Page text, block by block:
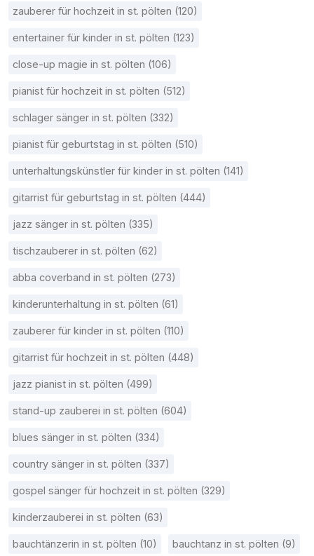
zauberer für hochzeit in st. pölten (120)
entertainer für kinder in st. pölten (123)
close-up magie in st. pölten (106)
pianist für hochzeit in st. pölten (512)
schlager sänger in st. pölten (332)
pianist für geburtstag in st. pölten (510)
unterhaltungskünstler für kinder in st. pölten (141)
gitarrist für geburtstag in st. pölten (444)
jazz sänger in st. pölten (335)
tischzauberer in st. pölten (62)
abba coverband in st. pölten (273)
kinderunterhaltung in st. pölten (61)
zauberer für kinder in st. pölten (110)
gitarrist für hochzeit in st. pölten (448)
jazz pianist in st. pölten (499)
stand-up zauberei in st. pölten (604)
blues sänger in st. pölten (334)
country sänger in st. pölten (337)
gospel sänger für hochzeit in st. pölten (329)
kinderzauberei in st. pölten (63)
bauchtänzerin in st. pölten (10) bauchtanz in st. pölten (9)